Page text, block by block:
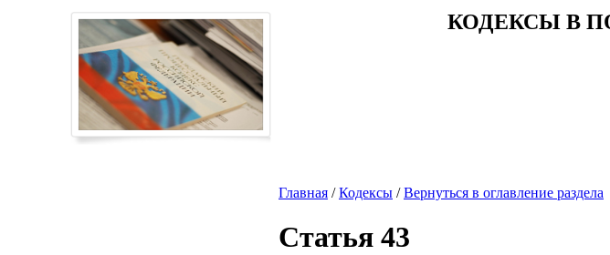
КОДЕКСЫ В
Главная /Кодексы /Вернуться в оглавление раздела
Статья 43